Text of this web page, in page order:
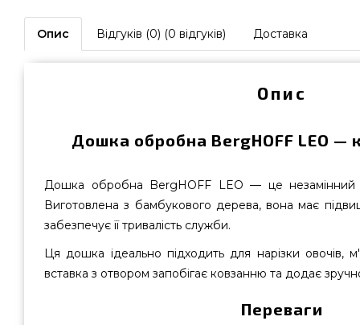
Опис Відгуків (0) (0 відгуків) Доставка
Опис
Дошка обробна BergHOFF LEO —
Дошка обробна BergHOFF LEO — це незамінний
Виготовлена з бамбукового дерева, вона має
забезпечує її тривалість служби.
Ця дошка ідеально підходить для нарізки овочів,
вставка з отвором запобігає ковзанню та додає
Переваги